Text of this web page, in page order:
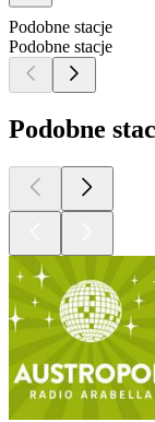
Podobne stacje
Podobne stacje
Podobne